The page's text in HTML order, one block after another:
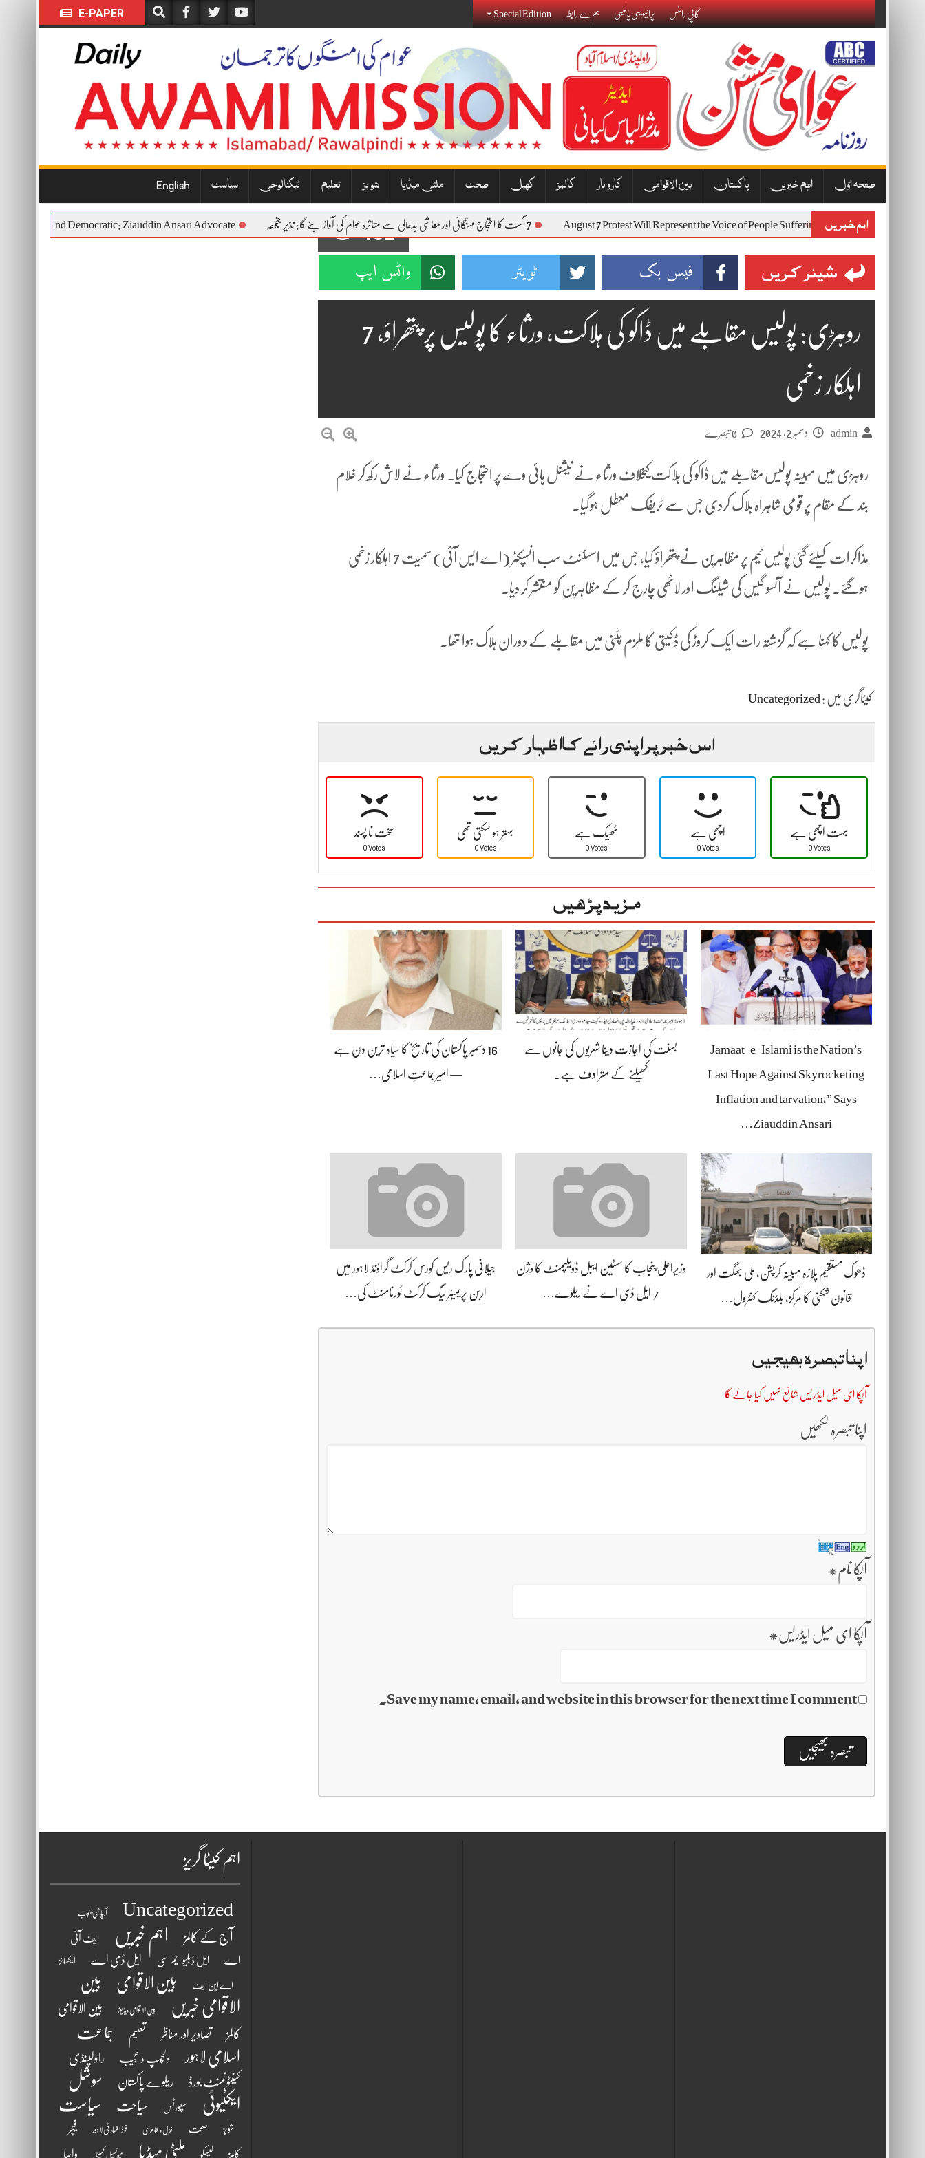
E-PAPER کاپی رائٹس پرائیویسی پالیسی ہم سے رابطہ Special Edition
صفحہ اوّل اہم خبریں پاکستان بین الاقوامی کاروبار کالمز کھیل صحت ملٹی میڈیا شوبز تعلیم ٹیکنالوجی سیاست English
اہم خبریں
August 7 Protest Will Represent the Voice of People Suffering from Inflation
Constitutional and Democratic: Ziauddin Ansari Advocate 102
شیئر کریں فیس بک ٹویٹر واٹس ایپ
روہڑی: پولیس مقابلے میں ڈاکو کی ہلاکت، ورثاء کا پولیس پر پتھراؤ، 7
اہلکار زخمی
admin دسمبر 2, 2024
روہڑی میں مبینہ پولیس مقابلے میں ڈاکو کی ہلاکت کیخلاف ورثاء نے نیشنل ہائی وے پر احتجاج کیا۔ ورثاء نے لاش رکھ کر غلام
بند کے مقام پر قومی شاہراہ بلاک کردی جس سے ٹریفک معطل ہوگیا۔
مذاکرات کیلئے گئی پولیس ٹیم پر مظاہرین نے پتھراؤ کیا، جس میں اسسٹنٹ سب انسپکٹر (اے ایس آئی) سمیت 7 اہلکار زخمی
ہوگئے۔ پولیس نے آنسو گیس کی شیلنگ اور لاٹھی چارج کر کے مظاہرین کو منتشر کر دیا۔
پولیس کا کہنا ہے کہ گزشتہ رات ایک کروڑ کی ڈکیتی کا ملزم پٹنی میں مقابلے کے دوران ہلاک ہوا تھا۔
کیٹاگری میں : Uncategorized
اس خبر پر اپنی رائے کا اظہار کریں
سخت نا پسند
0 Votes
بہتر ہو سکتی تھی
0 Votes
ٹھیک ہے
0 Votes
اچھی ہے
0 Votes
بہت اچھی ہے
0 Votes
مزید پڑھیں
Jamaat-e-Islami is the Nation’s
Last Hope Against Skyrocketing
Inflation and tarvation,” Says
Ziauddin Ansari…
بسنت کی اجازت دینا شہریوں کی جانوں سے
کھیلنے کے مترادف ہے۔
16 دسمبر پاکستان کی تاریخ کا سیاہ ترین دن ہے
— امیر جماعتِ اسلامی…
ڈھوک مستقیم پلازہ مبینہ کرپشن، ملی بھگت اور
قانون شکنی کا مرکز، بلڈنگ کنٹرول…
وزیراعلی پنجاب کا سسٹین ایبل ڈویلپمنٹ کا وژن
/ ایل ڈی اے نے ریلوے…
جیلانی پارک ریس کورس کرکٹ گراؤنڈ لاہور میں
اربن پریمیئر لیگ کرکٹ ٹورنامنٹ کی…
اپنا تبصرہ بھیجیں
آپکا ای میل ایڈریس شائع نہیں کیا جائے گا
اپنا تبصرہ لکھیں
آپکا نام *
آپکا ای میل ایڈریس *
Save my name, email, and website in this browser for the next time I comment.
اہم کیٹا گریز
Uncategorized آبپاشی پنجاب
آج کے کالمز اہم خبریں ایف آئی
اے ایل ڈبلیو ایم سی ایل ڈی اے ایکسائز
اے این ایف بین الاقوامی
بین
الاقوامی خبریں
بین الاقوامی ویڈیوز بین الاقوامی
کالمز تصاویر اور مناظر تعلیم
جماعت
اسلامی لاہور
دلچسپ و عجیب راولپنڈی
کینٹونمنٹ بورڈ ریلوے پاکستان
سوشل
ایکٹیوٹی
سپورٹس سیاحت سیاست
شوبز صحت غزل و شاعری فوڈ اتھارٹی لاہور فیچر
کالمز لیسکو ملٹی میڈیا میونسپل کمیٹی واسا